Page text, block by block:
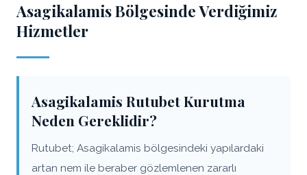
Asagikalamis Bölgesinde Verdiğimiz
Hizmetler
Asagikalamis Rutubet Kurutma
Neden Gereklidir?
Rutubet; Asagikalamis bölgesindeki yapılardaki
artan nem ile beraber gözlemlenen zararlı